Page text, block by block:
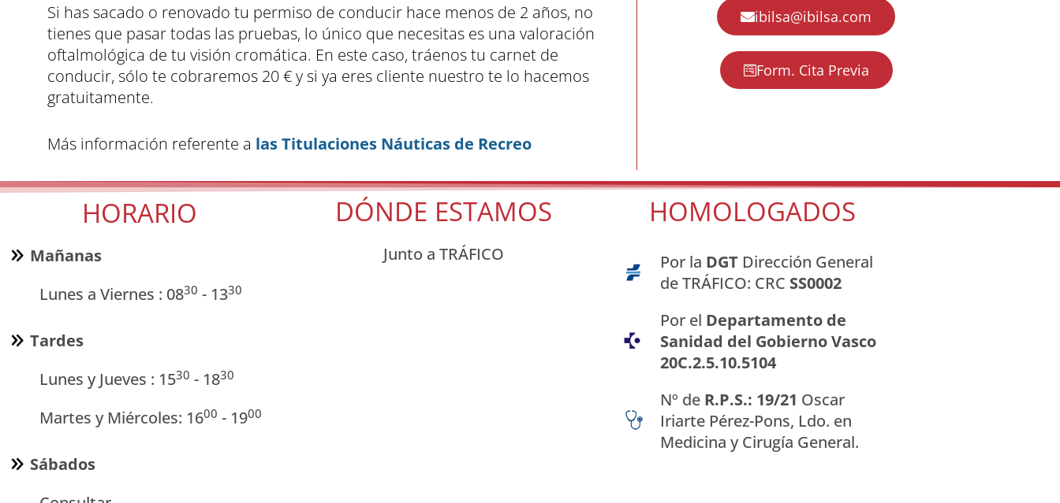
Si has sacado o renovado tu permiso de conducir hace menos de 2 años, no
tienes que pasar todas las pruebas, lo único que necesitas es una valoración
oftalmológica de tu visión cromática. En este caso, tráenos tu carnet de
conducir, sólo te cobraremos 20 € y si ya eres cliente nuestro te lo hacemos
gratuitamente.
Más información referente a las Titulaciones Náuticas de Recreo
ibilsa@ibilsa.com
Form. Cita Previa
HORARIO
Mañanas
Lunes a Viernes : 0830 - 1330
Tardes
Lunes y Jueves : 1530 - 1830
Martes y Miércoles: 1600 - 1900
Sábados
DÓNDE ESTAMOS
Junto a TRÁFICO
HOMOLOGADOS
Por la DGT Dirección General
de TRÁFICO: CRC SS0002
Por el Departamento de
Sanidad del Gobierno Vasco
20C.2.5.10.5104
Nº de R.P.S.: 19/21 Oscar
Iriarte Pérez-Pons, Ldo. en
Medicina y Cirugía General.